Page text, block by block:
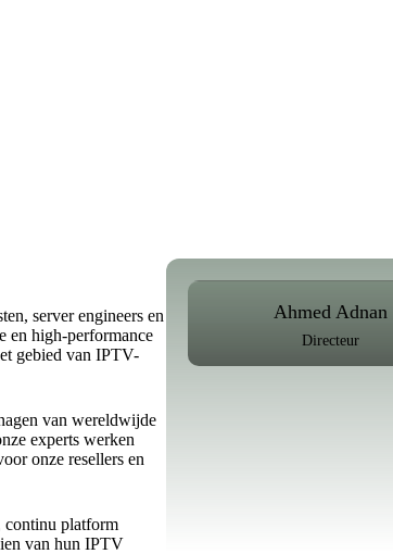
server engineers en
en high-performance
gebied van IPTV-
van wereldwijde
experts werken
onze resellers en
continu platform
van hun IPTV
Ahmed Adnan
Directeur